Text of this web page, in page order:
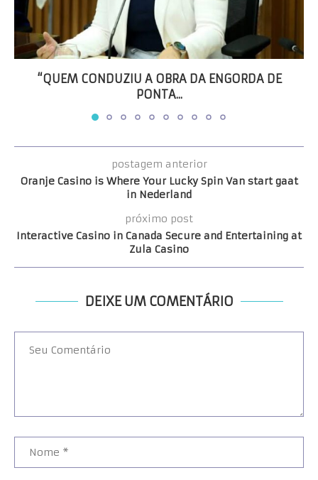
“QUEM CONDUZIU A OBRA DA ENGORDA DE
PONTA...
postagem anterior
Oranje Casino is Where Your Lucky Spin Van start gaat
in Nederland
próximo post
Interactive Casino in Canada Secure and Entertaining at
Zula Casino
DEIXE UM COMENTÁRIO